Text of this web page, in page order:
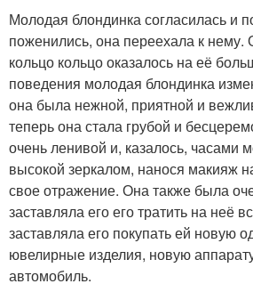
Молодая блондинка согласилась и
поженились, она переехала к нему.
кольцо кольцо оказалось на её
поведения молодая блондинка
она была нежной, приятной и
теперь она стала грубой и
очень ленивой и, казалось, часами
высокой зеркалом, нанося макияж
свое отражение. Она также была
заставляла его его тратить на неё
заставляла его покупать ей новую
ювелирные изделия, новую
автомобиль.